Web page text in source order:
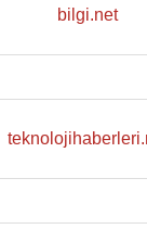
bilgi.net